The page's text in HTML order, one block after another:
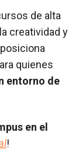
de alta
creatividad y
quienes
entorno de
en el
!